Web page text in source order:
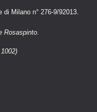
Milano n° 276-9/92013.
Rosaspinto.